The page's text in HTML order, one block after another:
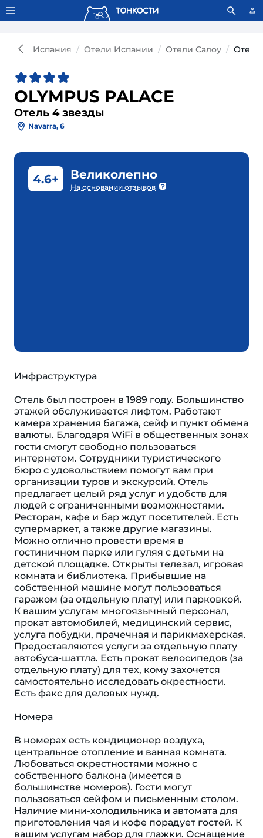
Тонкости используют сookie-файлы. Что это значит?
Испания Отели Испании Отели Салоу Отель
OLYMPUS PALACE
Отель 4 звезды
Navarra, 6
4.6+ Великолепно
На основании отзывов
Инфраструктура
Отель был построен в 1989 году. Большинство
этажей обслуживается лифтом. Работают
камера хранения багажа, сейф и пункт обмена
валюты. Благодаря WiFi в общественных зонах
гости смогут свободно пользоваться
интернетом. Сотрудники туристического
бюро с удовольствием помогут вам при
организации туров и экскурсий. Отель
предлагает целый ряд услуг и удобств для
людей с ограниченными возможностями.
Ресторан, кафе и бар ждут посетителей. Есть
супермаркет, а также другие магазины.
Можно отлично провести время в
гостиничном парке или гуляя с детьми на
детской площадке. Открыты телезал, игровая
комната и библиотека. Прибывшие на
собственной машине могут пользоваться
гаражом (за отдельную плату) или парковкой.
К вашим услугам многоязычный персонал,
прокат автомобилей, медицинский сервис,
услуга побудки, прачечная и парикмахерская.
Предоставляются услуги за отдельную плату
автобуса-шаттла. Есть прокат велосипедов (за
отдельную плату) для тех, кому захочется
самостоятельно исследовать окрестности.
Есть факс для деловых нужд.
Номера
В номерах есть кондиционер воздуха,
центральное отопление и ванная комната.
Любоваться окрестностями можно с
собственного балкона (имеется в
большинстве номеров). Гости могут
пользоваться сейфом и письменным столом.
Наличие мини-холодильника и автомата для
приготовления чая и кофе порадует гостей. К
вашим услугам набор для глажки. Оснащение